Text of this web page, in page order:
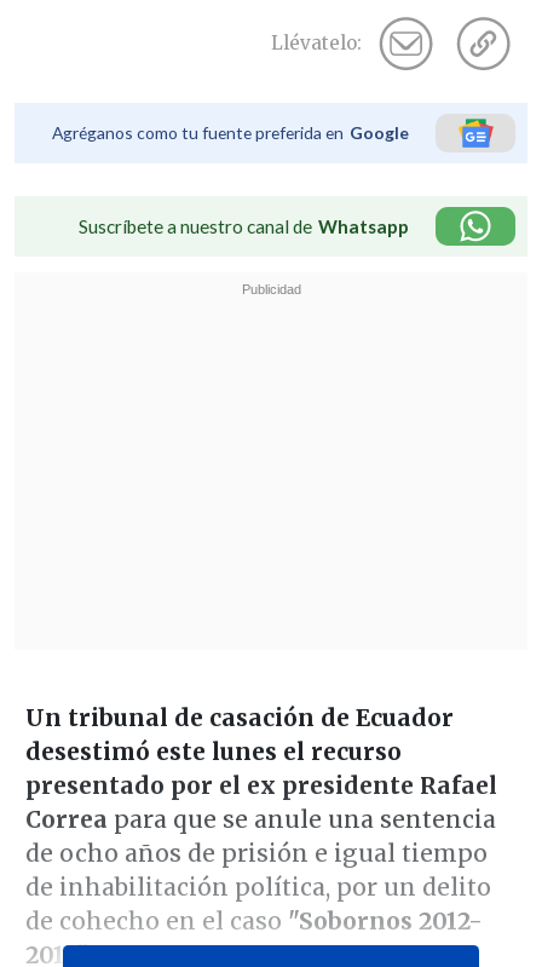
Llévatelo:
Agréganos como tu fuente preferida en Google
Suscríbete a nuestro canal de Whatsapp
Un tribunal de casación de Ecuador
desestimó este lunes el recurso
presentado por el ex presidente Rafael
Correa para que se anule una sentencia
de ocho años de prisión e igual tiempo
de inhabilitación política, por un delito
de cohecho en el caso "Sobornos 2012-
2016".